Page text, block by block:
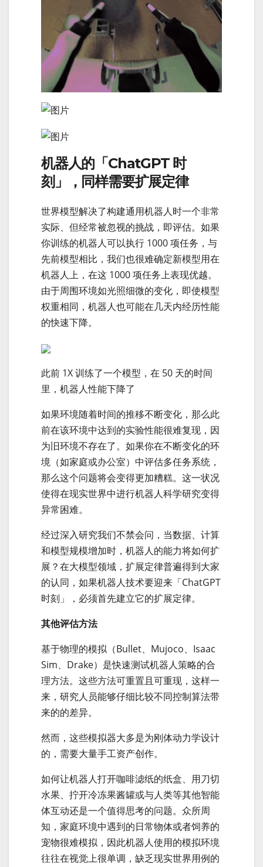
机器人的「ChatGPT 时
刻」，同样需要扩展定律
世界模型解决了构建通用机器人时一个非常
实际、但经常被忽视的挑战，即评估。如果
你训练的机器人可以执行 1000 项任务，与
先前模型相比，我们也很难确定新模型用在
机器人上，在这 1000 项任务上表现优越。
由于周围环境如光照细微的变化，即使模型
权重相同，机器人也可能在几天内经历性能
的快速下降。
此前 1X 训练了一个模型，在 50 天的时间
里，机器人性能下降了
如果环境随着时间的推移不断变化，那么此
前在该环境中达到的实验性能很难复现，因
为旧环境不存在了。如果你在不断变化的环
境（如家庭或办公室）中评估多任务系统，
那么这个问题将会变得更加糟糕。这一状况
使得在现实世界中进行机器人科学研究变得
异常困难。
经过深入研究我们不禁会问，当数据、计算
和模型规模增加时，机器人的能力将如何扩
展？在大模型领域，扩展定律普遍得到大家
的认同，如果机器人技术要迎来「ChatGPT
时刻」，必须首先建立它的扩展定律。
其他评估方法
基于物理的模拟（Bullet、Mujoco、Isaac
Sim、Drake）是快速测试机器人策略的合
理方法。这些方法可重置且可重现，这样一
来，研究人员能够仔细比较不同控制算法带
来的的差异。
然而，这些模拟器大多是为刚体动力学设计
的，需要大量手工资产创作。
如何让机器人打开咖啡滤纸的纸盒、用刀切
水果、拧开冷冻果酱罐或与人类等其他智能
体互动还是一个值得思考的问题。众所周
知，家庭环境中遇到的日常物体或者饲养的
宠物很难模拟，因此机器人使用的模拟环境
往往在视觉上很单调，缺乏现实世界用例的